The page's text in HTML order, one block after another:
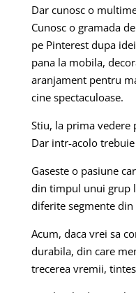
Dar cunosc o
Cunosc o gramada
pe Pinterest dupa
pana la mobila,
aranjament pentru
cine spectaculoase.
Stiu, la prima
Dar intr-acolo
Gaseste o pasiune
din timpul unui grup
diferite segmente din
Acum, daca vrei sa
durabila, din care
trecerea vremii,